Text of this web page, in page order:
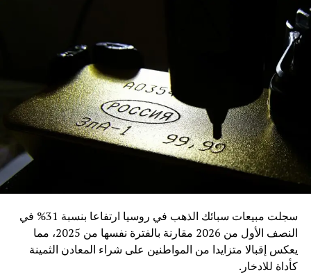
التجارية
DON'T MISS
بين تباطؤ أمريكي وثبات صيني.. كيف سيبدو مشهد النمو
العالمي في 2025؟
سجلت مبيعات سبائك الذهب في روسيا ارتفاعا بنسبة 31% في
النصف الأول من 2026 مقارنة بالفترة نفسها من 2025، مما
يعكس إقبالا متزايدا من المواطنين على شراء المعادن الثمينة
كأداة للادخار.